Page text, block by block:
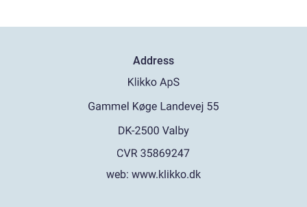
Address
web: www.klikko.dk